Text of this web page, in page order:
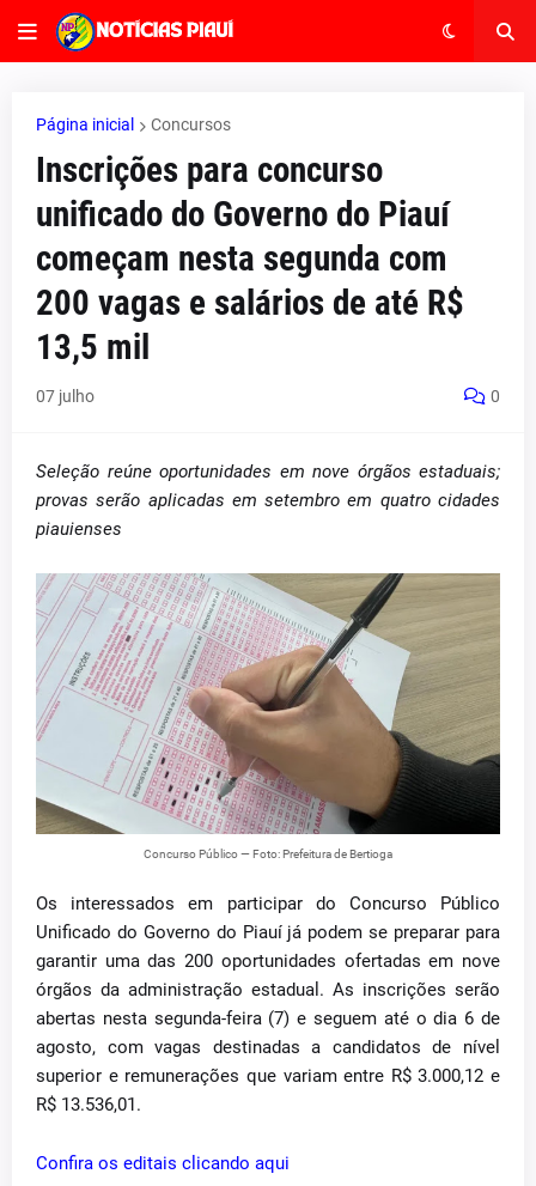
Página inicial Concursos
Inscrições para concurso
unificado do Governo do Piauí
começam nesta segunda com
200 vagas e salários de até R$
13,5 mil
07 julho 0
Seleção reúne oportunidades em nove órgãos estaduais;
provas serão aplicadas em setembro em quatro cidades
piauienses
Concurso Público — Foto: Prefeitura de Bertioga
Os interessados em participar do Concurso Público
Unificado do Governo do Piauí já podem se preparar para
garantir uma das 200 oportunidades ofertadas em nove
órgãos da administração estadual. As inscrições serão
abertas nesta segunda-feira (7) e seguem até o dia 6 de
agosto, com vagas destinadas a candidatos de nível
superior e remunerações que variam entre R$ 3.000,12 e
R$ 13.536,01.
Confira os editais clicando aqui